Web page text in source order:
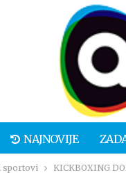
NAJNOVIJE
sportovi KICKBOXING